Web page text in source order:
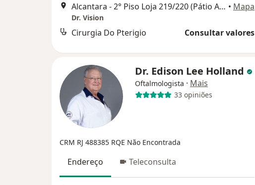
Alcantara - 2° Piso Loja 219/220 (Pátio Alcântara), São Gonçalo • Mapa
Dr. Vision
Cirurgia Do Pterigio Consultar valores
Dr. Edison Lee Holland
Oftalmologista · Mais
33 opiniões
CRM RJ 488385 RQE Não Encontrada
Endereço Teleconsulta